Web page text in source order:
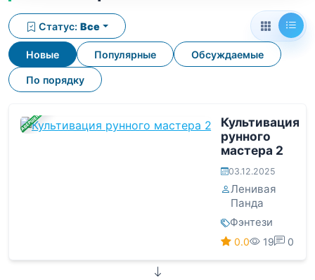
Новые Популярные Обсуждаемые
По порядку
Статус: Все
ЗАВЕРШЕНА
Культивация
рунного
мастера 2
03.12.2025
Ленивая
Панда
Фэнтези
0.0 19 0